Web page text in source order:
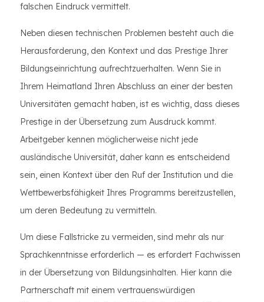
falschen Eindruck vermittelt.
Neben diesen technischen Problemen besteht auch die
Herausforderung, den Kontext und das Prestige Ihrer
Bildungseinrichtung aufrechtzuerhalten. Wenn Sie in
Ihrem Heimatland Ihren Abschluss an einer der besten
Universitäten gemacht haben, ist es wichtig, dass dieses
Prestige in der Übersetzung zum Ausdruck kommt.
Arbeitgeber kennen möglicherweise nicht jede
ausländische Universität, daher kann es entscheidend
sein, einen Kontext über den Ruf der Institution und die
Wettbewerbsfähigkeit Ihres Programms bereitzustellen,
um deren Bedeutung zu vermitteln.
Um diese Fallstricke zu vermeiden, sind mehr als nur
Sprachkenntnisse erforderlich — es erfordert Fachwissen
in der Übersetzung von Bildungsinhalten. Hier kann die
Partnerschaft mit einem vertrauenswürdigen